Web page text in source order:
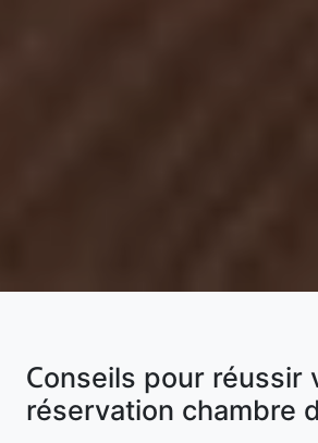
Conseils pour réussir
réservation chambre